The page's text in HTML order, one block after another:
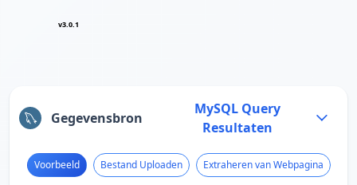
v3.0.1
Gegevensbron
MySQL Query
Resultaten
Voorbeeld Bestand Uploaden Extraheren van Webpagina